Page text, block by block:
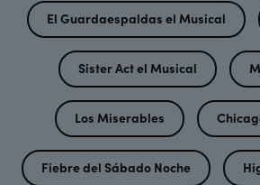
El Guardaespaldas el Musical
Sister Act el Musical
Los Miserables
Fiebre del Sábado Noche